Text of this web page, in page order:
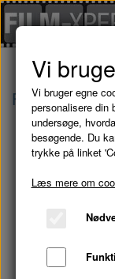
Forside
Vi
Vi bruger egne
personalisere din
undersøge,
besøgende. Du
trykke på linket
Læs mere om